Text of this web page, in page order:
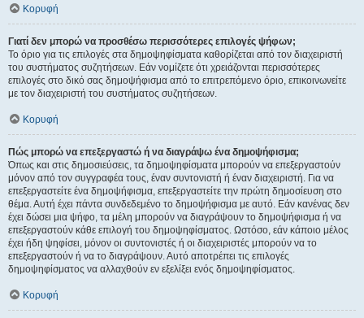
Κορυφή
Γιατί δεν μπορώ να προσθέσω περισσότερες επιλογές ψήφων;
Το όριο για τις επιλογές στα δημοψηφίσματα καθορίζεται από τον διαχειριστή
του συστήματος συζητήσεων. Εάν νομίζετε ότι χρειάζονται περισσότερες
επιλογές στο δικό σας δημοψήφισμα από το επιτρεπόμενο όριο, επικοινωνείτε
με τον διαχειριστή του συστήματος συζητήσεων.
Κορυφή
Πώς μπορώ να επεξεργαστώ ή να διαγράψω ένα δημοψήφισμα;
Όπως και στις δημοσιεύσεις, τα δημοψηφίσματα μπορούν να επεξεργαστούν
μόνον από τον συγγραφέα τους, έναν συντονιστή ή έναν διαχειριστή. Για να
επεξεργαστείτε ένα δημοψήφισμα, επεξεργαστείτε την πρώτη δημοσίευση στο
θέμα. Αυτή έχει πάντα συνδεδεμένο το δημοψήφισμα με αυτό. Εάν κανένας δεν
έχει δώσει μια ψήφο, τα μέλη μπορούν να διαγράψουν το δημοψήφισμα ή να
επεξεργαστούν κάθε επιλογή του δημοψηφίσματος. Ωστόσο, εάν κάποιο μέλος
έχει ήδη ψηφίσει, μόνον οι συντονιστές ή οι διαχειριστές μπορούν να το
επεξεργαστούν ή να το διαγράψουν. Αυτό αποτρέπει τις επιλογές
δημοψηφίσματος να αλλαχθούν εν εξελίξει ενός δημοψηφίσματος.
Κορυφή